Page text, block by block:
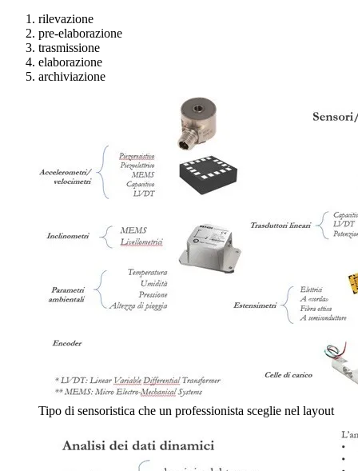
rilevazione
pre-elaborazione
trasmissione
elaborazione
archiviazione
Tipo di sensoristica che un professionista sceglie nel layout